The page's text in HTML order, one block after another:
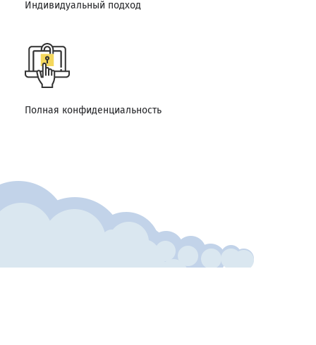
Индивидуальный подход
Полная конфиденциальность